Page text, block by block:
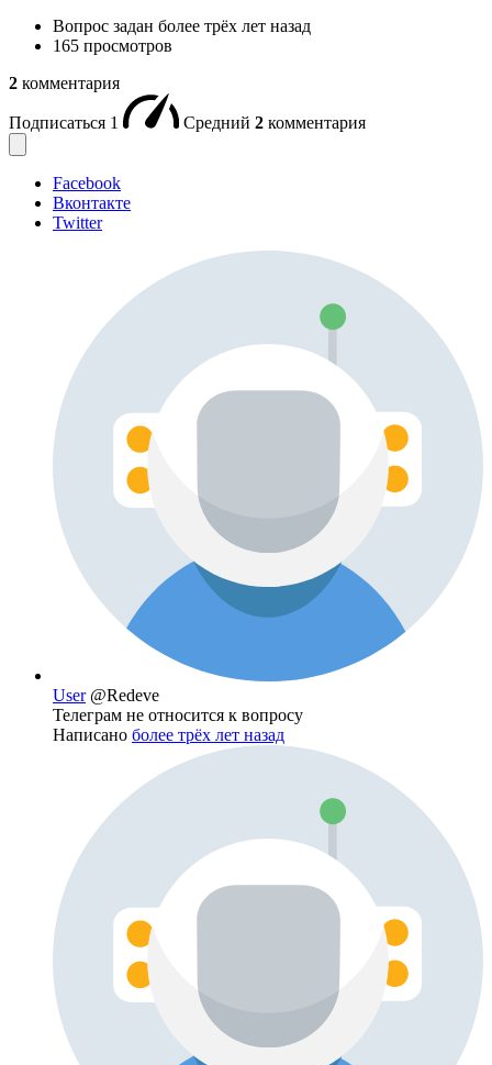
Вопрос задан более трёх лет назад
165 просмотров
2 комментария
Подписаться 1 Средний 2 комментария
Facebook
Вконтакте
Twitter
User @Redeve
Телеграм не относится к вопросу
Написано более трёх лет назад